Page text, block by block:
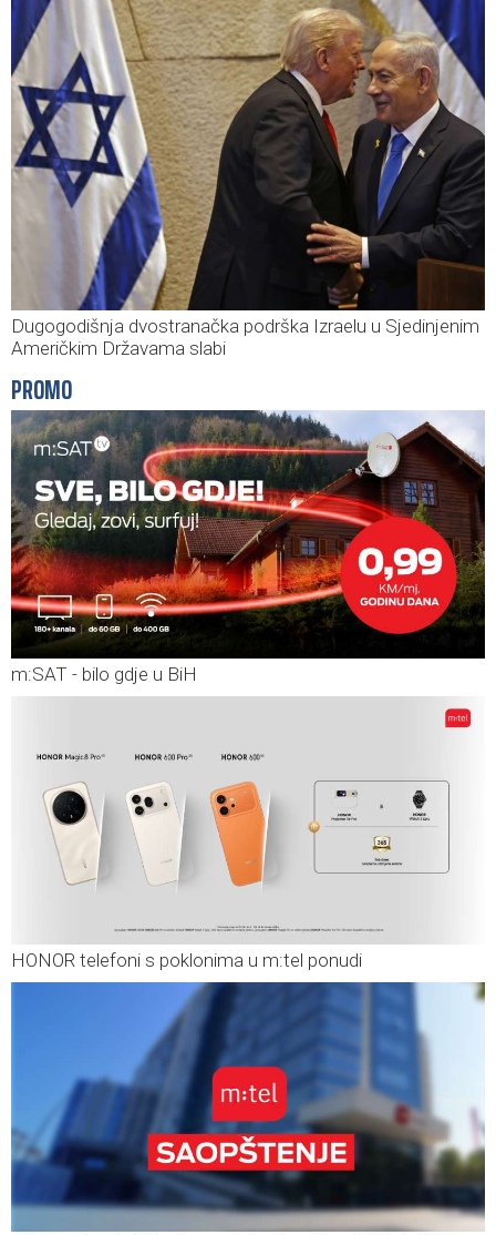
Dugogodišnja dvostranačka podrška Izraelu u Sjedinjenim
Američkim Državama slabi
PROMO
m:SAT - bilo gdje u BiH
HONOR telefoni s poklonima u m:tel ponudi